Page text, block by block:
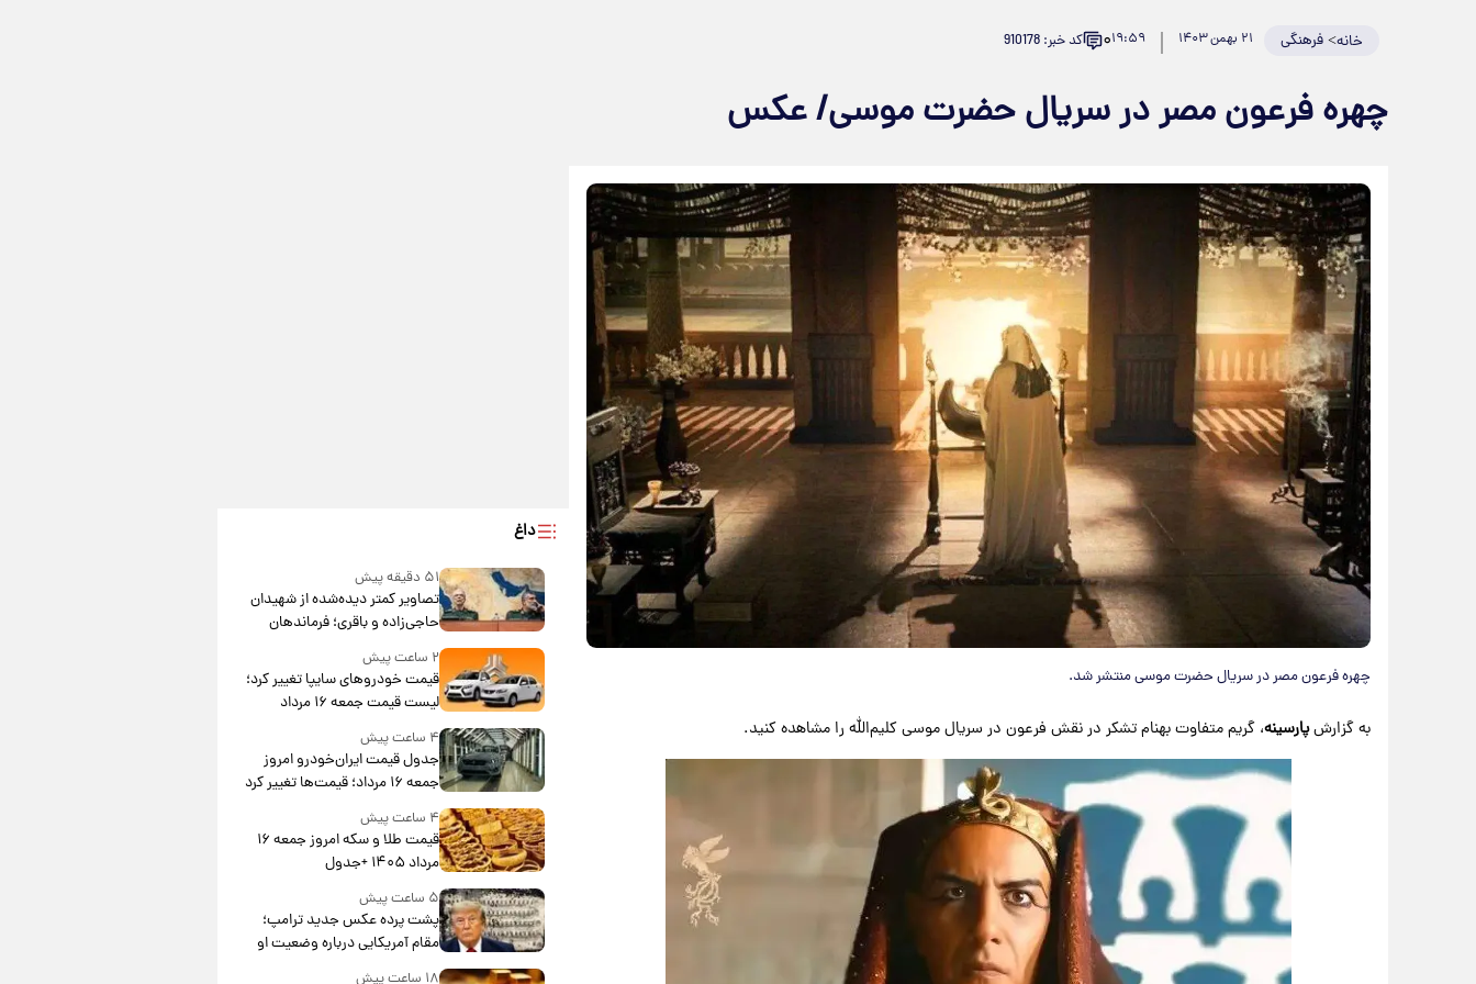
خانه>فرهنگی ۲۱ بهمن ۱۴۰۳ ۱۹:۵۹۰ کد خبر: 910178
چهره فرعون مصر در سریال حضرت موسی/ عکس
چهره فرعون مصر در سریال حضرت موسی منتشر شد.
به گزارشپارسینه، گریم متفاوت بهنام تشکر در نقش فرعون در سریال موسی کلیم‌الله را مشاهده کنید.
داغ
۵۱ دقیقه پیش
تصاویر کمتر دیده‌شده از شهیدان
حاجی‌زاده و باقری؛ فرماندهان
۲ ساعت پیش
قیمت خودروهای سایپا تغییر کرد؛
لیست قیمت جمعه ۱۶ مرداد
منتشر شد
۴ ساعت پیش
جدول قیمت ایران‌خودرو امروز
جمعه ۱۶ مرداد؛ قیمت‌ها تغییر کرد
۴ ساعت پیش
قیمت طلا و سکه امروز جمعه ۱۶
مرداد ۱۴۰۵ +جدول
۵ ساعت پیش
پشت پرده عکس جدید ترامپ؛
مقام آمریکایی درباره وضعیت او
چه گفت؟
۱۸ ساعت پیش